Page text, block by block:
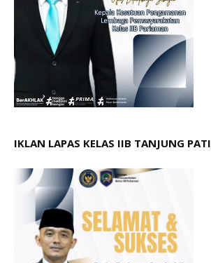
IKLAN LAPAS KELAS IIB TANJUNG PATI